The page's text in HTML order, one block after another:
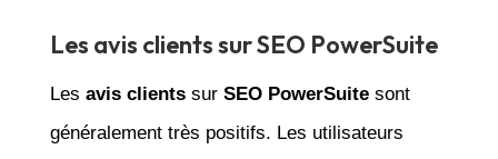
Les avis clients sur SEO PowerSuite
Les avis clientssur SEO PowerSuitesont
généralement très positifs. Les utilisateurs